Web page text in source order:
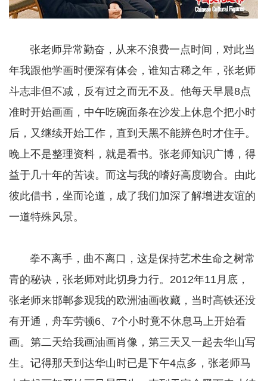
张老师异常勤奋，从来不浪费一点时间，对此当
年我跟他学画时便深有体会，谁知古稀之年，张老师
斗志非但不减，反有过之而无不及。他每天早晨8点
准时开始画画，中午吃碗面条在沙发上休息个把小时
后，又继续开始工作，直到天黑不能辨色时才住手。
晚上不是整理资料，就是看书。张老师知识广博，得
益于几十年的苦读。而这与我的嗜好高度吻合。由此
彼此借书，坐而论道，成了我们加深了解增进友谊的
一道特殊风景。
拳不离手，曲不离口，这是保持艺术生命之树常
青的秘诀，张老师对此切身力行。2012年11月底，
张老师来邯郸参观我的欧洲油画收藏，当时高铁还没
有开通，舟车劳顿6、7个小时竟不休息马上开始看
画。第二天给我画油画肖像，第三天又一起去华山写
生。记得那天到达华山时已是下午4点多，张老师马